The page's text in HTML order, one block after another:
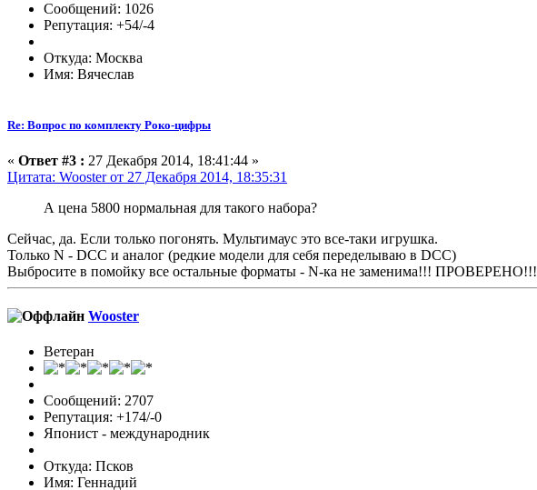
Сообщений: 1026
Репутация: +54/-4
Откуда: Москва
Имя: Вячеслав
Re: Вопрос по комплекту Роко-цифры
« Ответ #3 : 27 Декабря 2014, 18:41:44 »
Цитата: Wooster от 27 Декабря 2014, 18:35:31
А цена 5800 нормальная для такого набора?
Сейчас, да. Если только погонять. Мультимаус это все-таки игрушка.
Только N - DCC и аналог (редкие модели для себя переделываю в DCC)
Выбросите в помойку все остальные форматы - N-ка не заменима!!! ПРОВЕРЕНО!!!
Wooster
Ветеран
Сообщений: 2707
Репутация: +174/-0
Японист - международник
Откуда: Псков
Имя: Геннадий